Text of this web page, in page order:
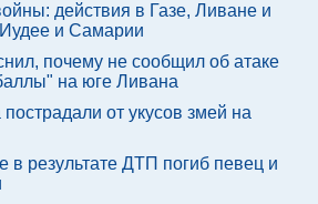
действия в Газе, Ливане и
и Самарии
почему не сообщил об атаке
на юге Ливана
от укусов змей на
в результате ДТП погиб певец и